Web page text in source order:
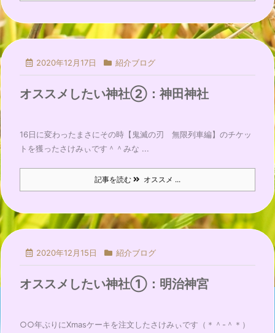
2020年12月17日 紹介ブログ
オススメしたい神社②：神田神社
16日に変わったまさにその時【鬼滅の刃 無限列車編】のチケッ
トを獲ったさけみぃです＾＾みな ...
記事を読む オススメ ...
2020年12月15日 紹介ブログ
オススメしたい神社①：明治神宮
○○年ぶりにXmasケーキを注文したさけみぃです（＊＾-＾＊）